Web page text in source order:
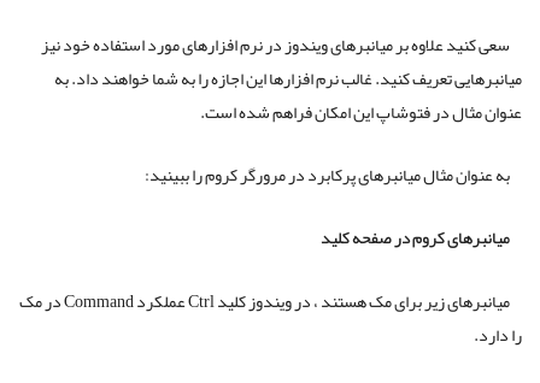
سعی کنید علاوه بر میانبرهای ویندوز در نرم افزارهای مورد استفاده خود نیز
میانبرهایی تعریف کنید. غالب نرم افزارها این اجازه را به شما خواهند داد. به
عنوان مثال در فتوشاپ این امکان فراهم شده است.
به عنوان مثال میانبرهای پرکابرد در مرورگر کروم را ببینید:
میانبرهای کروم در صفحه کلید
میانبرهای زیر برای مک هستند ، در ویندوز کلید Ctrl عملکرد Command در مک
را دارد.